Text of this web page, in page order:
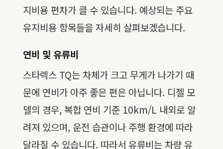
지비용 편차가 클 수 있습니다. 예상되는 주요
유지비용 항목들을 자세히 살펴보겠습니다.
연비 및 유류비
스타렉스 TQ는 차체가 크고 무게가 나가기 때
문에 연비가 아주 좋은 편은 아닙니다. 디젤 모
델의 경우, 복합 연비 기준 10km/L 내외로 알
려져 있으며, 운전 습관이나 주행 환경에 따라
달라질 수 있습니다. 따라서 유류비는 차량 유